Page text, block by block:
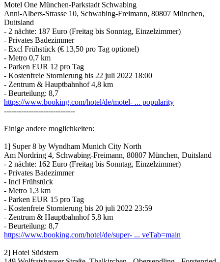
Motel One München-Parkstadt Schwabing
Anni-Albers-Strasse 10, Schwabing-Freimann, 80807 München,
Duitsland
- 2 nächte: 187 Euro (Freitag bis Sonntag, Einzelzimmer)
- Privates Badezimmer
- Excl Frühstück (€ 13,50 pro Tag optionel)
- Metro 0,7 km
- Parken EUR 12 pro Tag
- Kostenfreie Stornierung bis 22 juli 2022 18:00
- Zentrum & Hauptbahnhof 4,8 km
- Beurteilung: 8,7
https://www.booking.com/hotel/de/motel- ... popularity
-----------------------------
Einige andere moglichkeiten:
1] Super 8 by Wyndham Munich City North
Am Nordring 4, Schwabing-Freimann, 80807 München, Duitsland
- 2 nächte: 162 Euro (Freitag bis Sonntag, Einzelzimmer)
- Privates Badezimmer
- Incl Frühstück
- Metro 1,3 km
- Parken EUR 15 pro Tag
- Kostenfreie Stornierung bis 20 juli 2022 23:59
- Zentrum & Hauptbahnhof 5,8 km
- Beurteilung: 8,7
https://www.booking.com/hotel/de/super- ... veTab=main
2] Hotel Südstern